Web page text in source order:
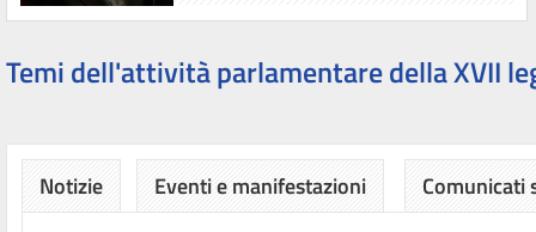
Temi dell'attività parlamentare della XVII
Notizie Eventi e manifestazioni Comunicati